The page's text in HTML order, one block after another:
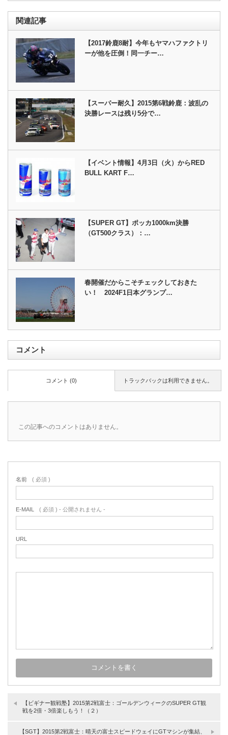
関連記事
【2017鈴鹿8耐】今年もヤマハファクトリ
ーが他を圧倒！同一チー…
【スーパー耐久】2015第6戦鈴鹿：波乱の
決勝レースは残り5分で…
【イベント情報】4月3日（火）からRED
BULL KART F…
【SUPER GT】ポッカ1000km決勝
（GT500クラス）：…
春開催だからこそチェックしておきた
い！ 2024F1日本グランプ…
コメント
トラックバックは利用できません。
コメント (0)
この記事へのコメントはありません。
名前 ( 必須 )
E-MAIL ( 必須 ) - 公開されません -
URL
【ビギナー観戦塾】2015第2戦富士：ゴールデンウィークのSUPER GT観
戦を2倍・3倍楽しもう！（２）
【SGT】2015第2戦富士：晴天の富士スピードウェイにGTマシンが集結、